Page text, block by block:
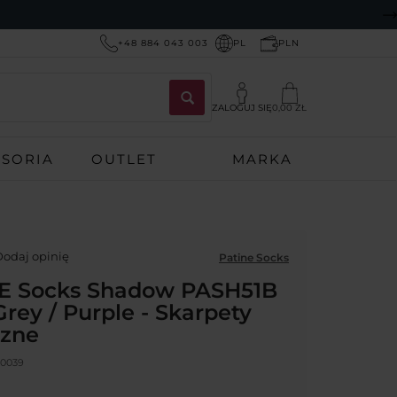
+48 884 043 003 PL PLN
ZALOGUJ SIĘ0,00 ZŁ
OUTLET MARKA
opinię Patine Socks
Socks Shadow PASH51B
/ Purple - Skarpety